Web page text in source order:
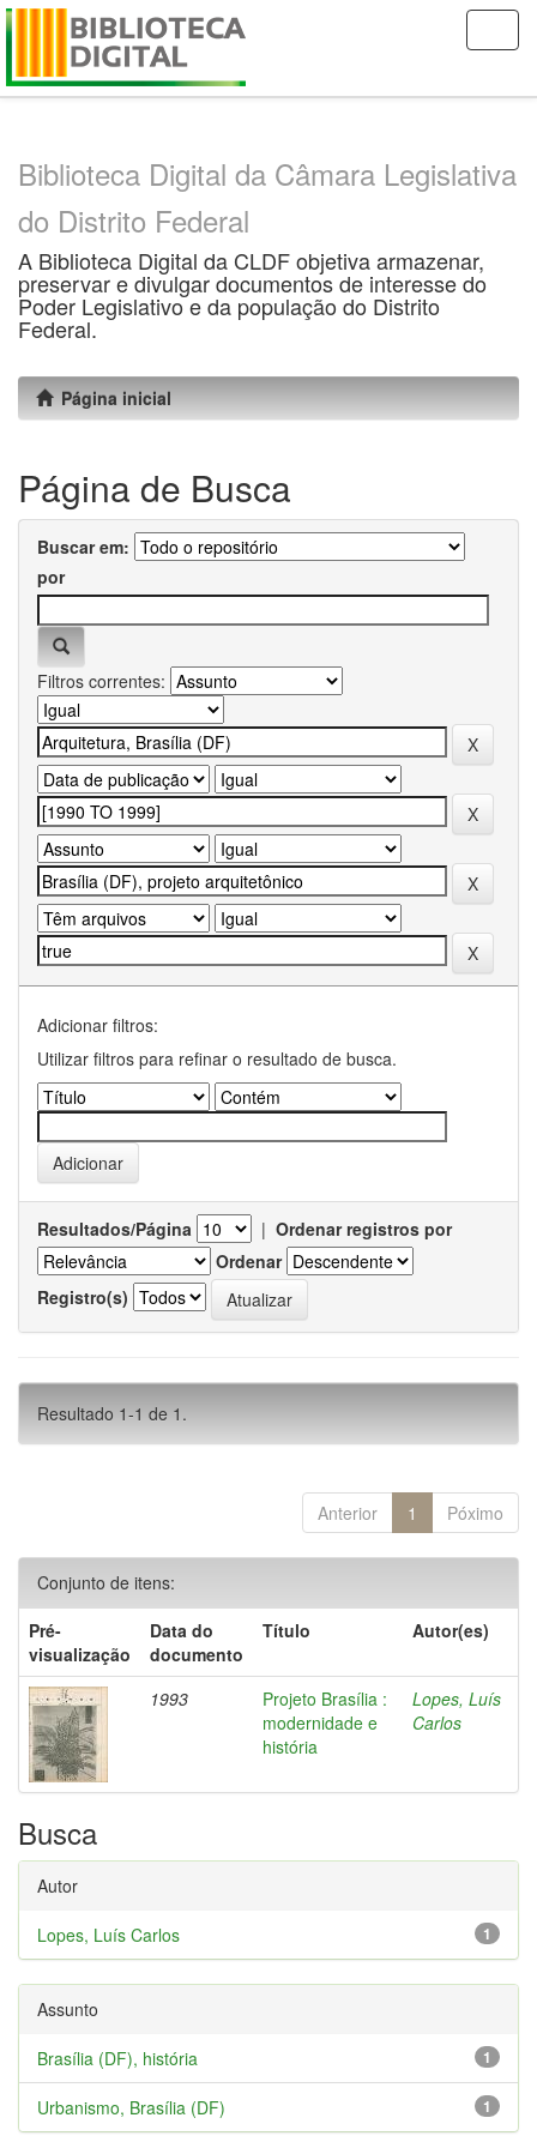
Skip
Biblioteca Digital da Câmara Legislativa
do Distrito Federal
A Biblioteca Digital da CLDF objetiva armazenar,
preservar e divulgar documentos de interesse do
Poder Legislativo e da população do Distrito
Federal.
Página inicial
Página de Busca
Buscar em:
por
Filtros correntes:
Adicionar filtros:
Utilizar filtros para refinar o resultado de busca.
Resultados/Página | Ordenar registros por
Ordenar
Registro(s)
Resultado 1-1 de 1.
Anterior 1 Póximo
Conjunto de itens:
Pré-
visualização
Data do
documento
Título Autor(es)
1993
Projeto Brasília :
modernidade e
história
Lopes, Luís
Carlos
Busca
Autor
1
Lopes, Luís Carlos
Assunto
1
Brasília (DF), história
1
Urbanismo, Brasília (DF)